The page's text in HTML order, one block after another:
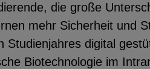
die große
mehr Sicherheit und
digital
Biotechnologie im